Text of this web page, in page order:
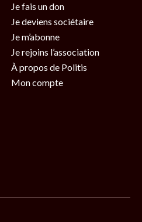
Je fais un don
Je deviens sociétaire
Je m’abonne
Je rejoins l’association
À propos de Politis
Mon compte